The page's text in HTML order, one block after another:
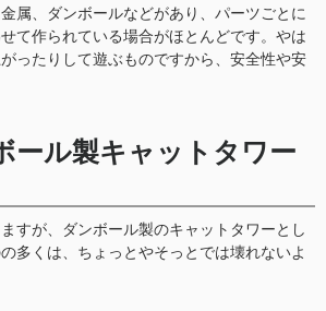
属、ダンボールなどがあり、パーツごとに
て作られている場合がほとんどです。やは
ったりして遊ぶものですから、安全性や安
ール製キャットタワー
すが、ダンボール製のキャットタワーとし
多くは、ちょっとやそっとでは壊れないよ